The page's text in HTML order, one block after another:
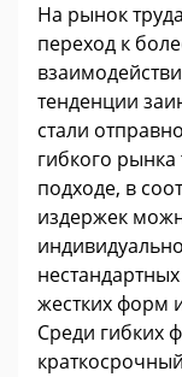
На рынок
переход к
тенденции
стали
гибкого рынка
подходе, в
издержек
жестких форм
Среди гибких